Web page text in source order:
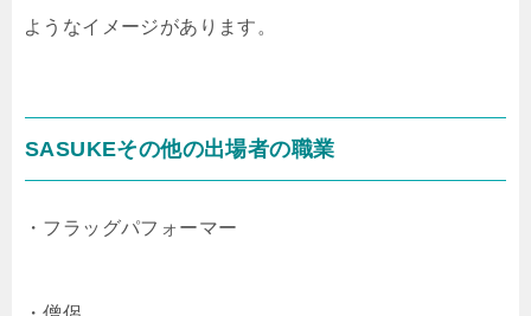
ようなイメージがあります。
SASUKEその他の出場者の職業
・フラッグパフォーマー